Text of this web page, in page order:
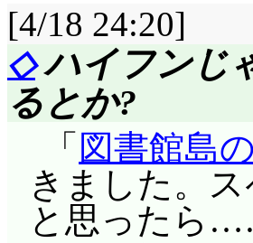
評価……☆☆☆(
なんか実写
毎回, 冒頭
らゆる意味
[4/18 24:20]
◇ハイフンじ
るとか?
「 図書館島
きました。
と思ったら